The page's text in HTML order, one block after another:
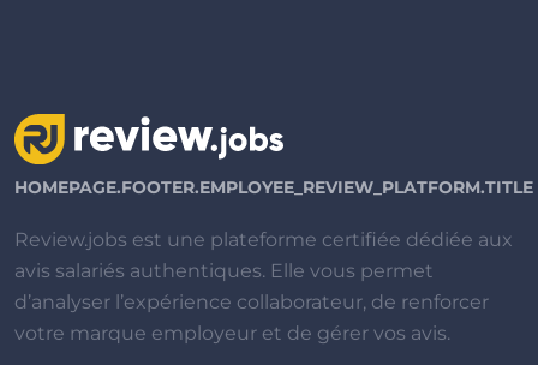
HOMEPAGE.FOOTER.EMPLOYEE_REVIEW_PLATFORM.TITLE
Review.jobs est une plateforme certifiée dédiée aux
avis salariés authentiques. Elle vous permet
d’analyser l’expérience collaborateur, de renforcer
votre marque employeur et de gérer vos avis.